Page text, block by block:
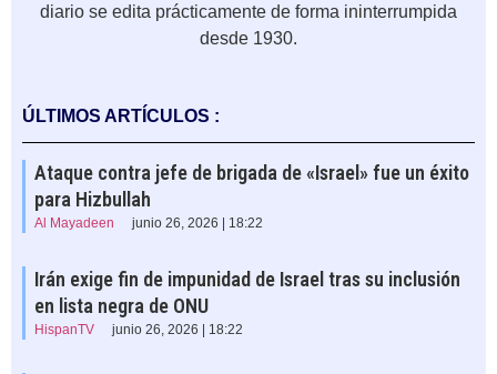
diario se edita prácticamente de forma ininterrumpida
desde 1930.
ÚLTIMOS ARTÍCULOS :
Ataque contra jefe de brigada de «Israel» fue un éxito
para Hizbullah
Al Mayadeen junio 26, 2026 | 18:22
Irán exige fin de impunidad de Israel tras su inclusión
en lista negra de ONU
HispanTV junio 26, 2026 | 18:22